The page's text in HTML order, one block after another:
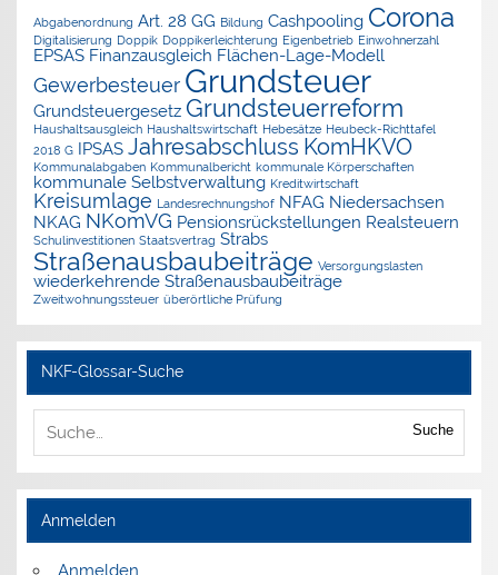
Abgabenordnung Art. 28 GG Bildung Cashpooling Corona
Digitalisierung Doppik Doppikerleichterung Eigenbetrieb Einwohnerzahl
EPSAS Finanzausgleich Flächen-Lage-Modell
Gewerbesteuer Grundsteuer
Grundsteuergesetz Grundsteuerreform
Haushaltsausgleich Haushaltswirtschaft Hebesätze Heubeck-Richttafel
2018 G IPSAS Jahresabschluss KomHKVO
Kommunalabgaben Kommunalbericht kommunale Körperschaften
kommunale Selbstverwaltung Kreditwirtschaft
Kreisumlage Landesrechnungshof NFAG Niedersachsen
NKAG NKomVG Pensionsrückstellungen Realsteuern
Schulinvestitionen Staatsvertrag Strabs
Straßenausbaubeiträge Versorgungslasten
wiederkehrende Straßenausbaubeiträge
Zweitwohnungssteuer überörtliche Prüfung
NKF-Glossar-Suche
Suche
Anmelden
Anmelden